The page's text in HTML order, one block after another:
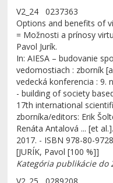
V2_24 0237363
Options and benefits of
= Možnosti a prínosy
Pavol Jurík.
In: AIESA – budovanie
vedomostiach : zborník
vedecká konferencia : 9.
- building of society
17th international
zborníka/editors: Erik
Renáta Antalová ... [et
2017. - ISBN 978-80-
[JURÍK, Pavol [100 %]]
Kategória publikácie do